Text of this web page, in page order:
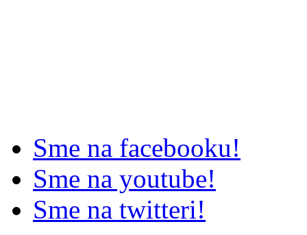
Sme na facebooku!
Sme na youtube!
Sme na twitteri!